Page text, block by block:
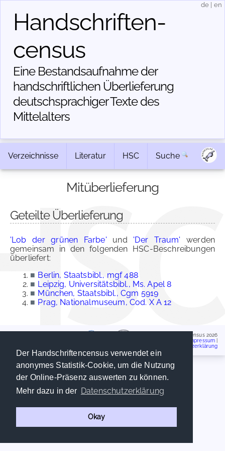
Der Handschriftencensus verwendet ein
anonymes Statistik-Cookie, um die Nutzung
der Online-Präsenz auswerten zu können.
Mehr dazu in der Datenschutzerklärung
Okay
Handschriften­
census
Eine Bestandsaufnahme der
handschriftlichen Über­lieferung
deutschsprachiger Texte des
Mittelalters
de en
Verzeichnisse Literatur HSC Suche
Mitüberlieferung
Geteilte Überlieferung
'Lob der grünen Farbe' und 'Der Traum' werden
gemeinsam in den folgenden HSC-Beschreibungen
überliefert:
■ Berlin, Staatsbibl., mgf 488
■ Leipzig, Universitätsbibl., Ms. Apel 8
■ München, Staatsbibl., Cgm 5919
■ Prag, Nationalmuseum, Cod. X A 12
Handschriftencensus 2026
Impressum
Datenschutzerklärung